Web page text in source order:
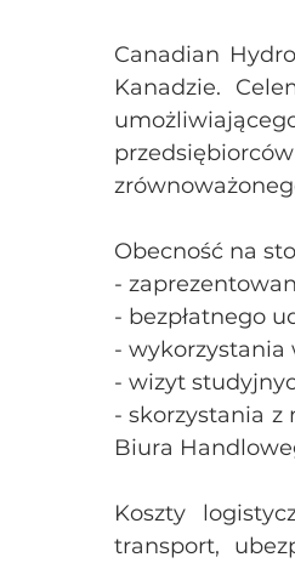
Canadian
Kanadzie.
Obecność na
-
- bezpłatnego
- wykorzystania
- wizyt
- skorzystania
Biura
Koszty
transport,